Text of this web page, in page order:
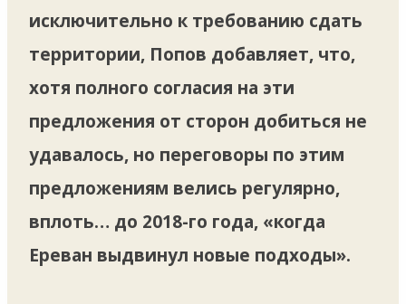
исключительно к требованию сдать
территории, Попов добавляет, что,
хотя полного согласия на эти
предложения от сторон добиться не
удавалось, но переговоры по этим
предложениям велись регулярно,
вплоть… до 2018-го года, «когда
Ереван выдвинул новые подходы».